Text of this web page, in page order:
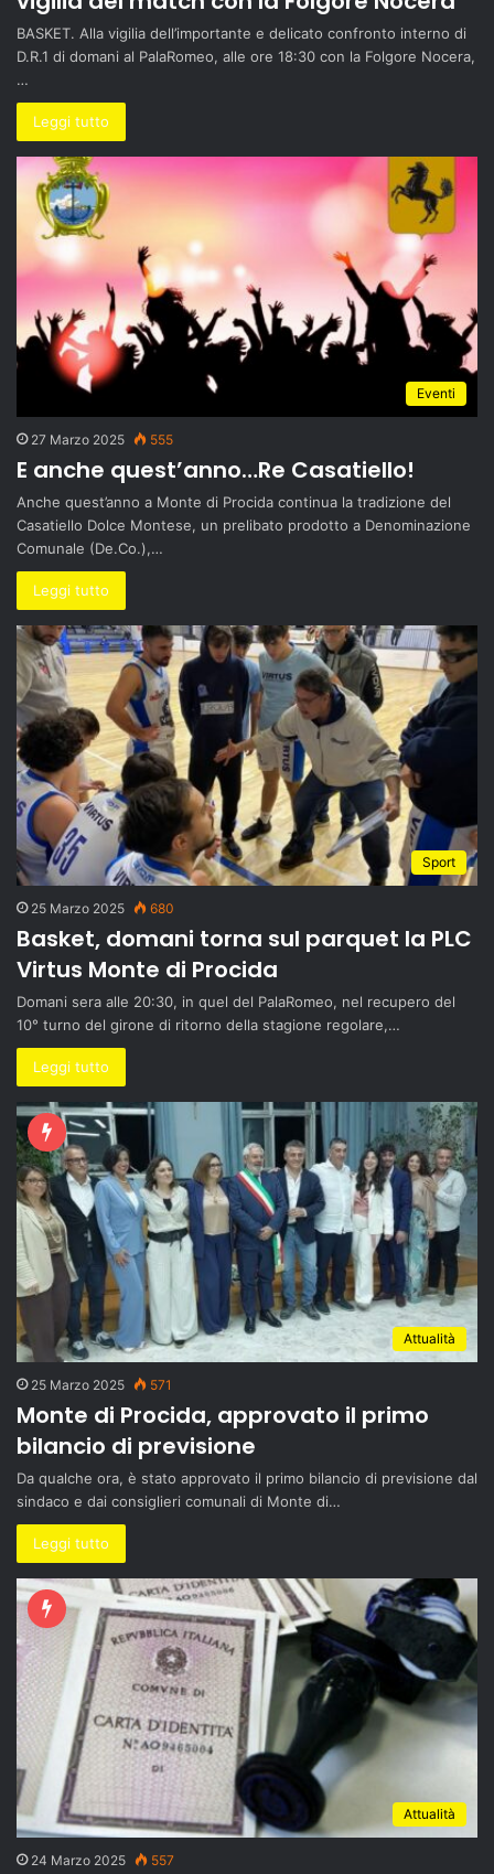
BASKET. Alla vigilia dell’importante e delicato confronto interno di
D.R.1 di domani al PalaRomeo, alle ore 18:30 con la Folgore Nocera,
…
Leggi tutto
Eventi
27 Marzo 2025 555
E anche quest’anno…Re Casatiello!
Anche quest’anno a Monte di Procida continua la tradizione del
Casatiello Dolce Montese, un prelibato prodotto a Denominazione
Comunale (De.Co.),…
Leggi tutto
Sport
25 Marzo 2025 680
Basket, domani torna sul parquet la PLC
Virtus Monte di Procida
Domani sera alle 20:30, in quel del PalaRomeo, nel recupero del
10° turno del girone di ritorno della stagione regolare,…
Leggi tutto
Attualità
25 Marzo 2025 571
Monte di Procida, approvato il primo
bilancio di previsione
Da qualche ora, è stato approvato il primo bilancio di previsione dal
sindaco e dai consiglieri comunali di Monte di…
Leggi tutto
Attualità
24 Marzo 2025 557